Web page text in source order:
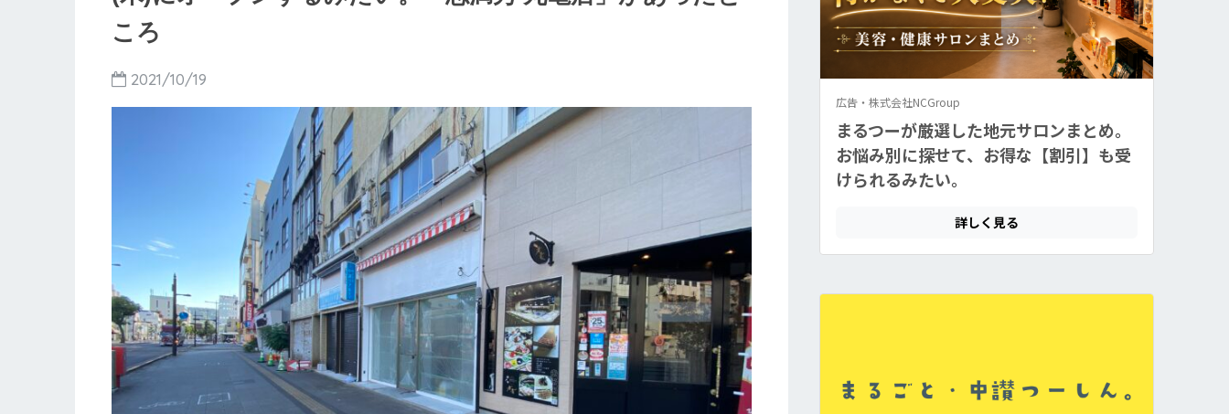
ころ
2021/10/19